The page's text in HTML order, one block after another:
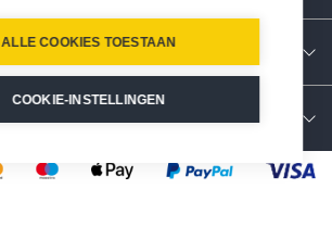
ALLE COOKIES TOESTAAN
COOKIE-INSTELLINGEN